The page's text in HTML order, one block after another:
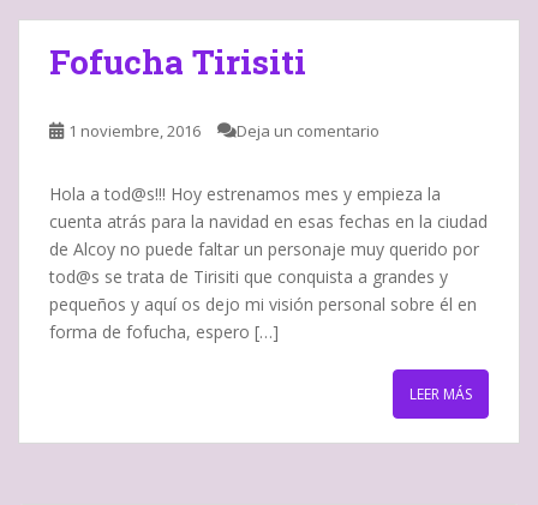
Fofucha Tirisiti
1 noviembre, 2016 Deja un comentario
Hola a tod@s!!! Hoy estrenamos mes y empieza la
cuenta atrás para la navidad en esas fechas en la ciudad
de Alcoy no puede faltar un personaje muy querido por
tod@s se trata de Tirisiti que conquista a grandes y
pequeños y aquí os dejo mi visión personal sobre él en
forma de fofucha, espero […]
LEER MÁS